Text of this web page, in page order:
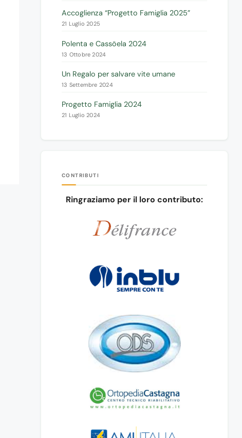
Accoglienza “Progetto Famiglia 2025”
21 Luglio 2025
Polenta e Cassöela 2024
13 Ottobre 2024
Un Regalo per salvare vite umane
13 Settembre 2024
Progetto Famiglia 2024
21 Luglio 2024
CONTRIBUTI
Ringraziamo per il loro contributo: